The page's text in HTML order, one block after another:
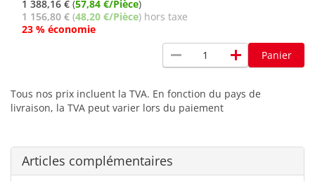
1 388,16 € (57,84 €/Pièce)
1 156,80 € (48,20 €/Pièce) hors taxe
23 % économie
remove add Panier
Tous nos prix incluent la TVA. En fonction du pays de
livraison, la TVA peut varier lors du paiement
Articles complémentaires